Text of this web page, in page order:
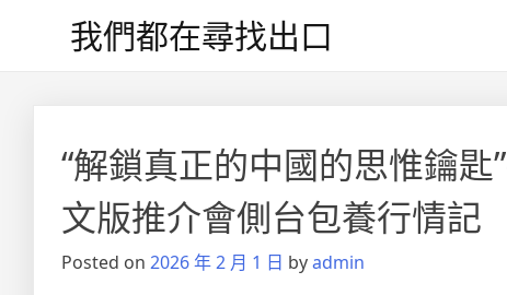
我們都在尋找出口
“解鎖真正的中國的思惟鑰
文版推介會側台包養行情記
Posted on 2026 年 2 月 1 日 byadmin